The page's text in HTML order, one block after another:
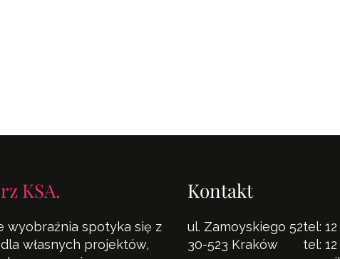
KSA.
wyobraźnia spotyka się z
własnych projektów,
Kontakt
ul. Zamoyskiego 52
30-523 Kraków
tel:
tel: